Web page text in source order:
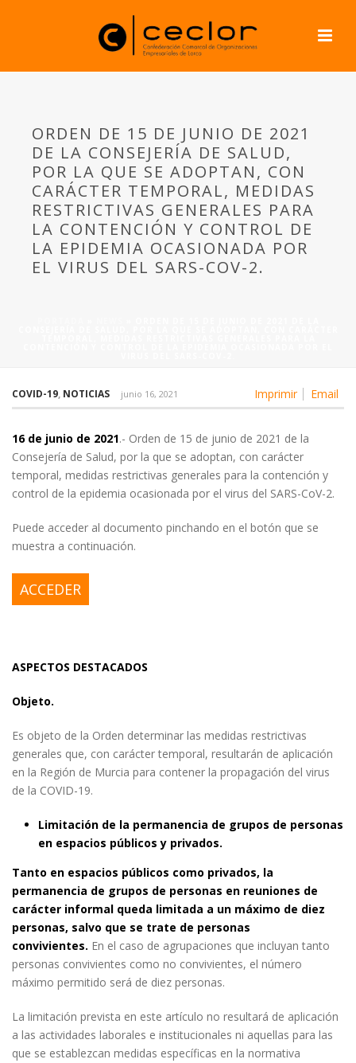
ORDEN DE 15 DE JUNIO DE 2021
DE LA CONSEJERÍA DE SALUD,
POR LA QUE SE ADOPTAN, CON
CARÁCTER TEMPORAL, MEDIDAS
RESTRICTIVAS GENERALES PARA
LA CONTENCIÓN Y CONTROL DE
LA EPIDEMIA OCASIONADA POR
EL VIRUS DEL SARS-COV-2.
Imprimir Email
COVID-19, NOTICIAS junio 16, 2021
16 de junio de 2021.- Orden de 15 de junio de 2021 de la
Consejería de Salud, por la que se adoptan, con carácter
temporal, medidas restrictivas generales para la contención y
control de la epidemia ocasionada por el virus del SARS-CoV-2.
Puede acceder al documento pinchando en el botón que se
muestra a continuación.
ACCEDER
ASPECTOS DESTACADOS
Objeto.
Es objeto de la Orden determinar las medidas restrictivas
generales que, con carácter temporal, resultarán de aplicación
en la Región de Murcia para contener la propagación del virus
de la COVID-19.
Limitación de la permanencia de grupos de personas
en espacios públicos y privados.
Tanto en espacios públicos como privados, la
permanencia de grupos de personas en reuniones de
carácter informal queda limitada a un máximo de diez
personas, salvo que se trate de personas
convivientes. En el caso de agrupaciones que incluyan tanto
personas convivientes como no convivientes, el número
máximo permitido será de diez personas.
La limitación prevista en este artículo no resultará de aplicación
a las actividades laborales e institucionales ni aquellas para las
que se establezcan medidas específicas en la normativa